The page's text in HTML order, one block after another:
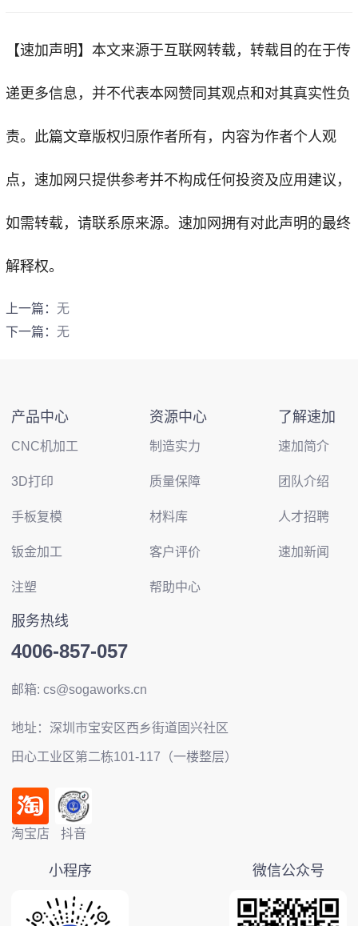
【速加声明】 本文来源于互联网转载，转载目的在于传
递更多信息，并不代表本网赞同其观点和对其真实性负
责。此篇文章版权归原作者所有，内容为作者个人观
点， 速加网 只提供参考并不构成任何投资及应用建议，
如需转载，请联系原来源。速加网拥有对此声明的最终
解释权。
上一篇： 无
下一篇： 无
产品中心
CNC机加工
3D打印
手板复模
钣金加工
注塑
资源中心
制造实力
质量保障
材料库
客户评价
帮助中心
了解速加
速加简介
团队介绍
人才招聘
速加新闻
服务热线
4006-857-057
邮箱: cs@sogaworks.cn
地址：深圳市宝安区西乡街道固兴社区
田心工业区第二栋101-117（一楼整层）
淘宝店 抖音
小程序 微信公众号